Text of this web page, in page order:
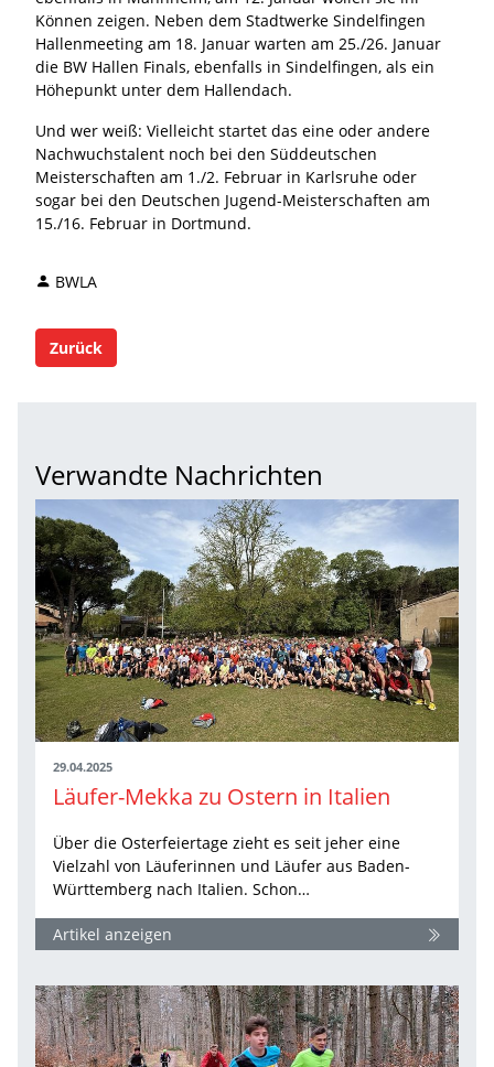
Können zeigen. Neben dem Stadtwerke Sindelfingen
Hallenmeeting am 18. Januar warten am 25./26. Januar
die BW Hallen Finals, ebenfalls in Sindelfingen, als ein
Höhepunkt unter dem Hallendach.
Und wer weiß: Vielleicht startet das eine oder andere
Nachwuchstalent noch bei den Süddeutschen
Meisterschaften am 1./2. Februar in Karlsruhe oder
sogar bei den Deutschen Jugend-Meisterschaften am
15./16. Februar in Dortmund.
BWLA
Zurück
Verwandte Nachrichten
29.04.2025
Läufer-Mekka zu Ostern in Italien
Über die Osterfeiertage zieht es seit jeher eine
Vielzahl von Läuferinnen und Läufer aus Baden-
Württemberg nach Italien. Schon…
Artikel anzeigen